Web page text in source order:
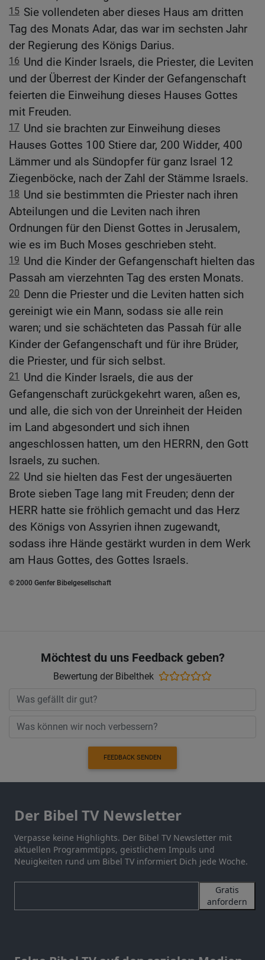
15 Sie vollendeten aber dieses Haus am dritten
Tag des Monats Adar, das war im sechsten Jahr
der Regierung des Königs Darius.
16 Und die Kinder Israels, die Priester, die Leviten
und der Überrest der Kinder der Gefangenschaft
feierten die Einweihung dieses Hauses Gottes
mit Freuden.
17 Und sie brachten zur Einweihung dieses
Hauses Gottes 100 Stiere dar, 200 Widder, 400
Lämmer und als Sündopfer für ganz Israel 12
Ziegenböcke, nach der Zahl der Stämme Israels.
18 Und sie bestimmten die Priester nach ihren
Abteilungen und die Leviten nach ihren
Ordnungen für den Dienst Gottes in Jerusalem,
wie es im Buch Moses geschrieben steht.
19 Und die Kinder der Gefangenschaft hielten das
Passah am vierzehnten Tag des ersten Monats.
20 Denn die Priester und die Leviten hatten sich
gereinigt wie ein Mann, sodass sie alle rein
waren; und sie schächteten das Passah für alle
Kinder der Gefangenschaft und für ihre Brüder,
die Priester, und für sich selbst.
21
Und die Kinder Israels, die aus der
Gefangenschaft zurückgekehrt waren, aßen es,
und alle, die sich von der Unreinheit der Heiden
im Land abgesondert und sich ihnen
angeschlossen hatten, um den HERRN, den Gott
Israels, zu suchen.
22 Und sie hielten das Fest der ungesäuerten
Brote sieben Tage lang mit Freuden; denn der
HERR hatte sie fröhlich gemacht und das Herz
des Königs von Assyrien ihnen zugewandt,
sodass ihre Hände gestärkt wurden in dem Werk
am Haus Gottes, des Gottes Israels.
© 2000 Genfer Bibelgesellschaft
Möchtest du uns Feedback geben?
Bewertung der Bibelthek
FEEDBACK SENDEN
Der Bibel TV Newsletter
Verpasse keine Highlights. Der Bibel TV Newsletter mit
aktuellen Programmtipps, geistlichem Impuls und
Neuigkeiten rund um Bibel TV informiert Dich jede Woche.
Gratis
anfordern